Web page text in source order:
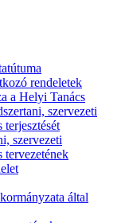
rendeletek
a Helyi Tanács
szervezeti
terjesztését
szervezeti
tervezetének
által